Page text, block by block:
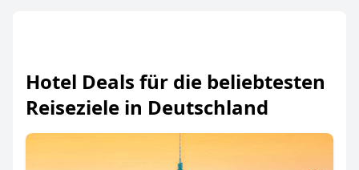
Hotel Deals für die beliebtesten
Reiseziele in Deutschland